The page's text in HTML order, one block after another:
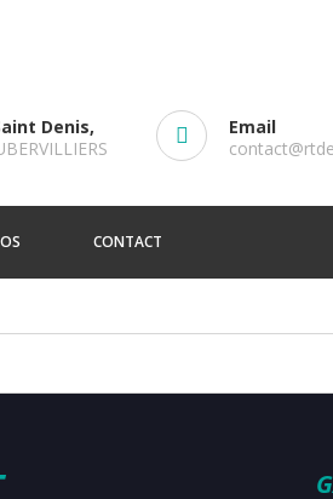
Denis,
Email
CONTACT